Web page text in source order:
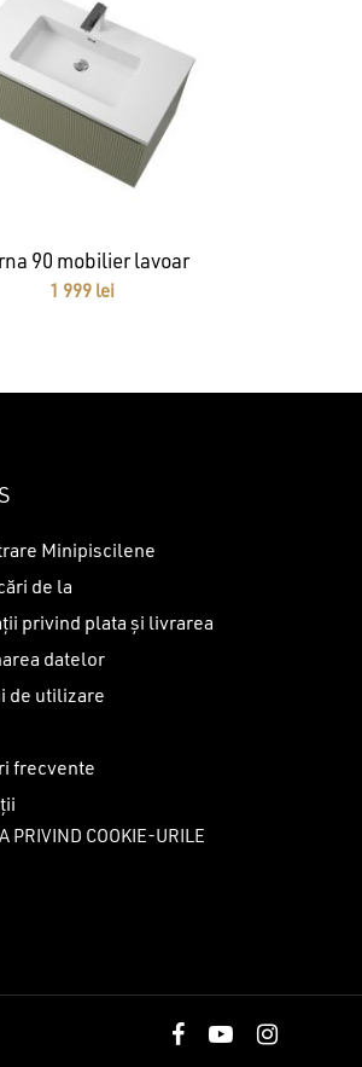
FINALIZARE
90 mobilier lavoar
1 999 lei
Minipiscilene
de la
privind plata și livrarea
datelor
de utilizare
frecvente
PRIVIND COOKIE-URILE
facebookyoutubeinstagram